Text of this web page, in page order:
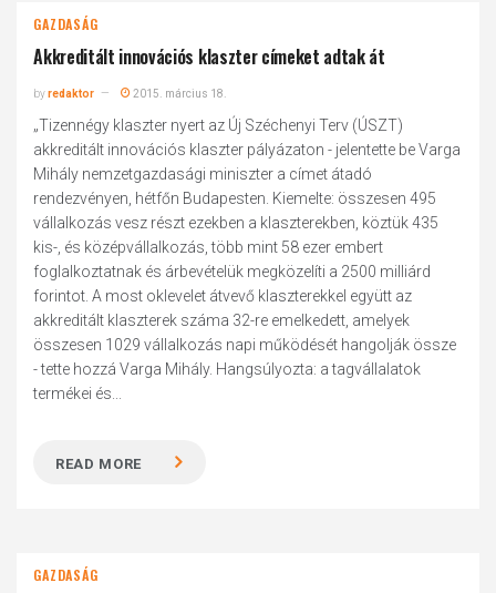
GAZDASÁG
Akkreditált innovációs klaszter címeket adtak át
byredaktor 2015. március 18.
„Tizennégy klaszter nyert az Új Széchenyi Terv (ÚSZT)
akkreditált innovációs klaszter pályázaton - jelentette be Varga
Mihály nemzetgazdasági miniszter a címet átadó
rendezvényen, hétfőn Budapesten. Kiemelte: összesen 495
vállalkozás vesz részt ezekben a klaszterekben, köztük 435
kis-, és középvállalkozás, több mint 58 ezer embert
foglalkoztatnak és árbevételük megközelíti a 2500 milliárd
forintot. A most oklevelet átvevő klaszterekkel együtt az
akkreditált klaszterek száma 32-re emelkedett, amelyek
összesen 1029 vállalkozás napi működését hangolják össze
- tette hozzá Varga Mihály. Hangsúlyozta: a tagvállalatok
termékei és...
READ MORE
GAZDASÁG